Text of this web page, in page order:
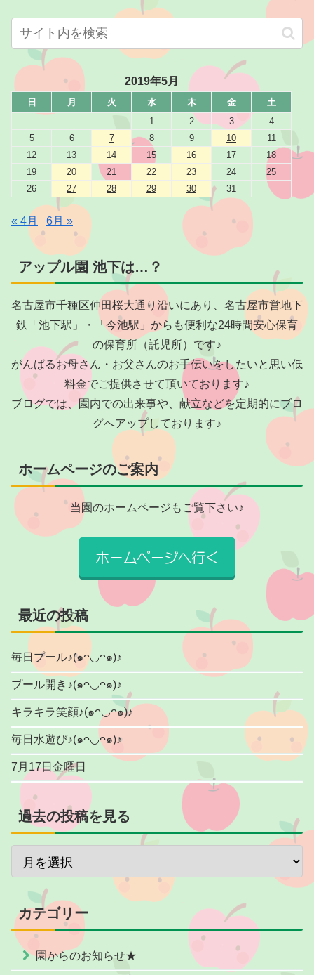
2019年5月
日 月 火 水 木 金
土
1
2 3
4
5
6 7 8 9 10
11
12
13 14 15 16 17
18
19
20 21 22 23 24
25
26
27 28 29 30 31
« 4月 6月 »
アップル園 池下は…？
名古屋市千種区仲田桜大通り沿いにあり、名古屋市営地下
鉄「池下駅」・「今池駅」からも便利な24時間安心保育
の保育所（託児所）です♪
がんばるお母さん・お父さんのお手伝いをしたいと思い低
料金でご提供させて頂いております♪
ブログでは、園内での出来事や、献立などを定期的にブロ
グへアップしております♪
ホームページのご案内
当園のホームページもご覧下さい♪
最近の投稿
毎日プール♪(๑ᴖ◡ᴖ๑)♪
プール開き♪(๑ᴖ◡ᴖ๑)♪
キラキラ笑顔♪(๑ᴖ◡ᴖ๑)♪
毎日水遊び♪(๑ᴖ◡ᴖ๑)♪
7月17日金曜日
過去の投稿を見る
カテゴリー
園からのお知らせ★